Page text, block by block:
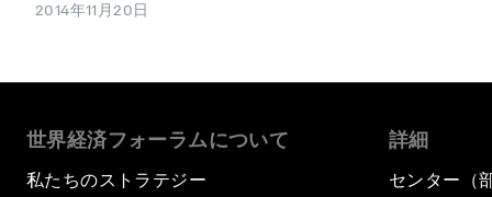
2014年11月20日
世界経済フォーラムについて
私たちのストラテジー
詳細
センター（